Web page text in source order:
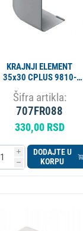
KRAJNJI ELEMENT
35x30 CPLUS 9810-
Šifra artikla:
707FR088
330,00 RSD
i
h
DODAJTE U
KORPU